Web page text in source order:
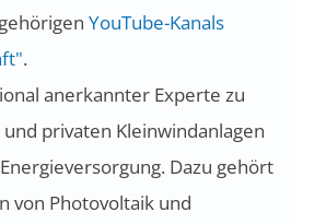
YouTube-Kanals
.
anerkannter Experte zu
privaten Kleinwindanlagen
Dazu gehört
von Photovoltaik und